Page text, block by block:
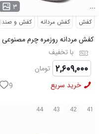
۳ ...
کفش کفش مردانه کفش و صندل
کفش مردانه روزمره چرم مصنوعی
50919
با تخفیف
۲,۶۰۹,۰۰۰ تومان
خرید سریع
9
41
42
43
44